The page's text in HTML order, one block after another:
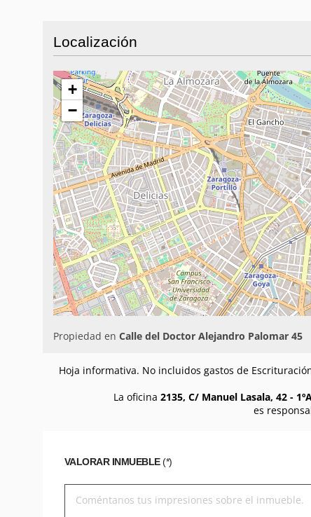
Localización
+
−
Propiedad en Calle del Doctor Alejandro Palomar 45
Hoja informativa. No incluidos gastos de
La oficina 2135, C/ Manuel Lasala, 42 -
es
VALORAR INMUEBLE(*)